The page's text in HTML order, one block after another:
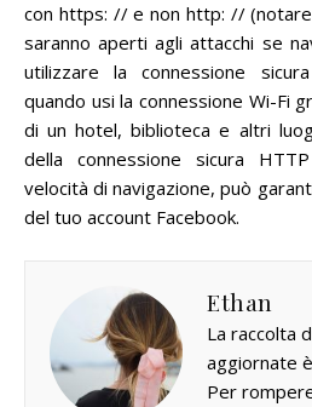
con https: // e non http: //
saranno aperti agli attacchi se
utilizzare la connessione
quando usi la connessione Wi-Fi
di un hotel, biblioteca e altri
della connessione sicura
velocità di navigazione, può
del tuo account Facebook.
Ethan
La raccolta
aggiornate
Per